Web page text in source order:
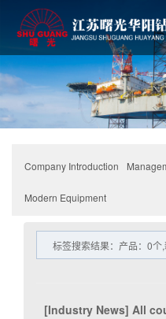
Company Introduction
Modern Equipment
标签搜索结果：产品：0个
[Industry News] All